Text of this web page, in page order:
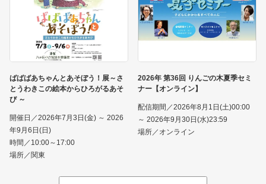
ばばばあちゃんとあそぼう！展～さ
とうわきこの絵本からひろがるあそ
び ～
開催日／2026年7月3日(金) ～ 2026
年9月6日(日)
時間／10:00～17:00
場所／関東
2026年 第36回 りんごの木夏季セミ
ナー【オンライン】
配信期間／2026年8月1日(土)00:00
～ 2026年9月30日(水)23:59
場所／オンライン